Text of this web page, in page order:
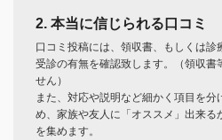
2. 本当に信じられる口コミ
口コミ投稿には、領収書、もしくは診
受診の有無を確認致します。（領収書
せん）
また、対応や説明など細かく項目を
め、家族や友人に「オススメ」出来る
を集めます。